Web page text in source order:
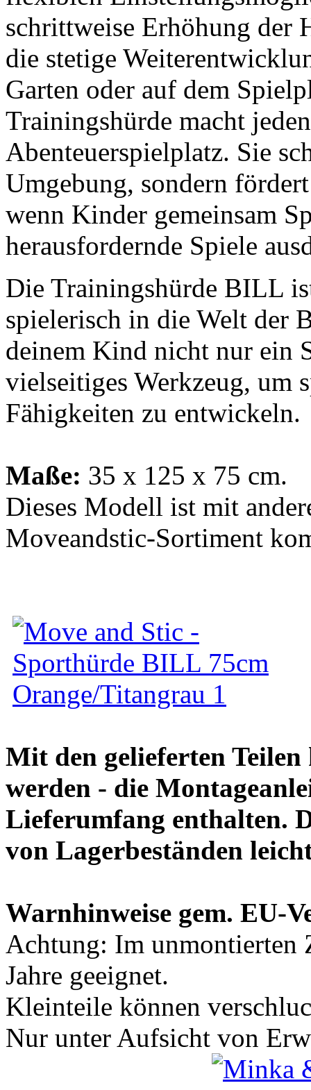
schrittweise Erhöhung der
die stetige
Garten oder auf dem
Trainingshürde macht
Abenteuerspielplatz. Sie
Umgebung, sondern
wenn Kinder gemeinsam
herausfordernde Spiele
Die Trainingshürde BILL
spielerisch in die Welt der
deinem Kind nicht nur ein
vielseitiges Werkzeug, um
Fähigkeiten zu entwickeln.
Maße: 35 x 125 x 75 cm.
Dieses Modell ist mit
Moveandstic-Sortiment
Mit den gelieferten
werden - die
Lieferumfang enthalten.
von Lagerbeständen
Warnhinweise gem. EU-
Achtung: Im unmontierten
Jahre geeignet.
Kleinteile können
Nur unter Aufsicht von